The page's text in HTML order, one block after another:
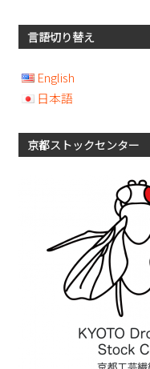
言語切り替え
English
日本語
京都ストックセンター